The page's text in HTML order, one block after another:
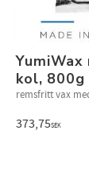
kol, 800g
remsfritt vax
373,75SEK